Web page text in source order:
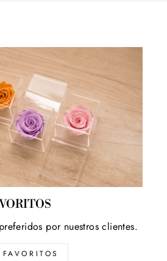
por nuestros clientes.